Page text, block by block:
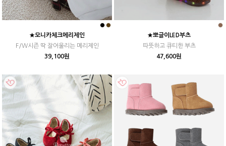
★모니카체크메리제인
F/W시즌 딱 잘어울리는 메리제인
39,100원
★뽀글이LED부츠
따뜻하고 큐티한 부츠
47,600원